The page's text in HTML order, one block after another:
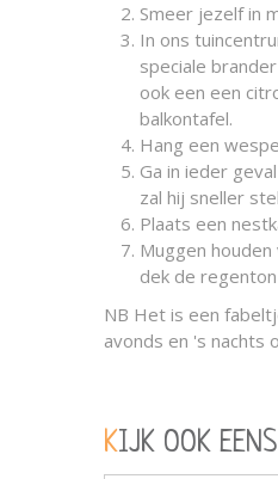
Smeer jezelf in
In ons
speciale
ook een een
balkontafel.
Hang een
Ga in ieder
zal hij sneller
Plaats een
Muggen
dek de
NB Het is een
avonds en 's nachts
KIJK OOK